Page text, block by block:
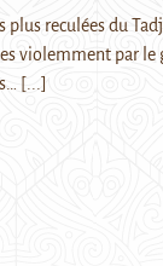
plus reculées du
violemment par le
[...]